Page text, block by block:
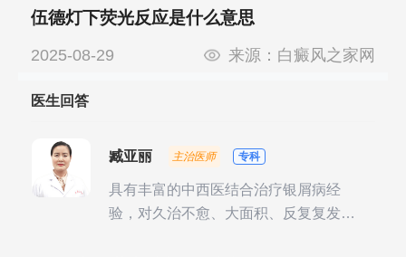
伍德灯下荧光反应是什么意思
2025-08-29 来源： 白癜风之家网
医生回答
臧亚丽 主治医师 专科
具有丰富的中西医结合治疗银屑病经
验，对久治不愈、大面积、反复复发性